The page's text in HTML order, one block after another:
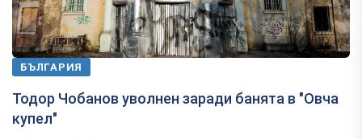
БЪЛГАРИЯ
Тодор Чобанов уволнен заради банята в "Овча
купел"